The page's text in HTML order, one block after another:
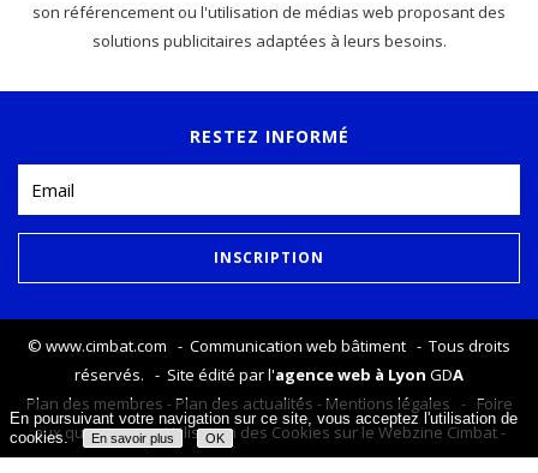
son référencement ou l'utilisation de médias web proposant des
solutions publicitaires adaptées à leurs besoins.
RESTEZ INFORMÉ
© www.cimbat.com - Communication web bâtiment - Tous droits
réservés. - Site édité par l'agence web à Lyon GDA
Plan des membres -Plan des actualités -Mentions légales - Foire
aux questions-Utilisation des Cookies sur le Webzine Cimbat-
En poursuivant votre navigation sur ce site, vous acceptez l'utilisation de
cookies.
En savoir plus OK